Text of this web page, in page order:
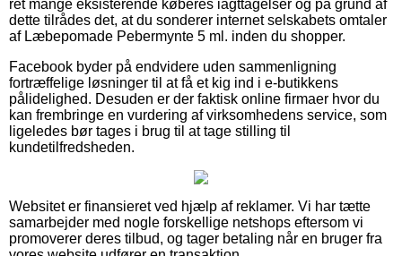
ret mange eksisterende køberes iagttagelser og på grund af
dette tilrådes det, at du sonderer internet selskabets omtaler
af Læbepomade Pebermynte 5 ml. inden du shopper.
Facebook byder på endvidere uden sammenligning
fortræffelige løsninger til at få et kig ind i e-butikkens
pålidelighed. Desuden er der faktisk online firmaer hvor du
kan frembringe en vurdering af virksomhedens service, som
ligeledes bør tages i brug til at tage stilling til
kundetilfredsheden.
Websitet er finansieret ved hjælp af reklamer. Vi har tætte
samarbejder med nogle forskellige netshops eftersom vi
promoverer deres tilbud, og tager betaling når en bruger fra